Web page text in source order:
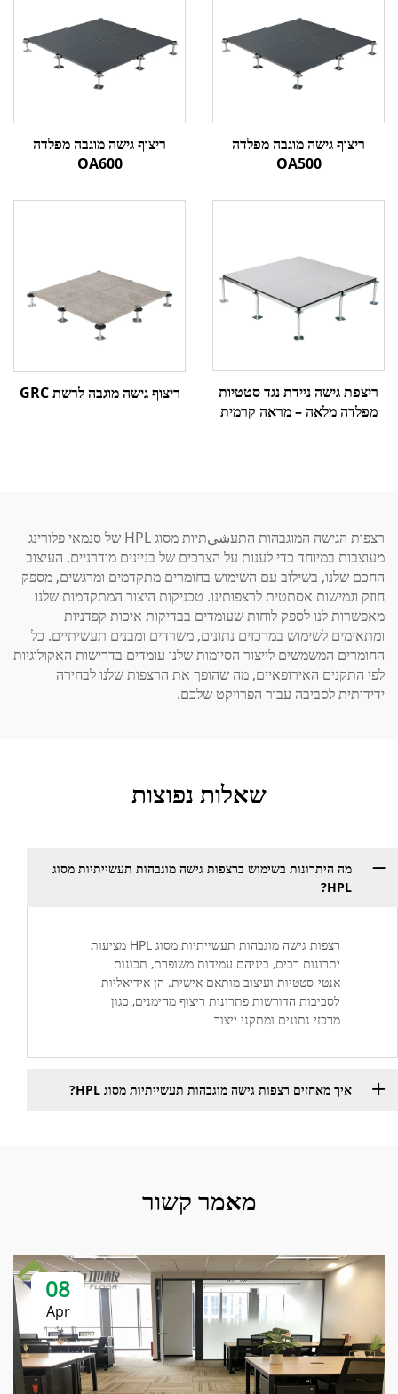
ריצוף גישה מוגבה מפלדה
OA500
ריצוף גישה מוגבה מפלדה
OA600
ריצפת גישה ניידת נגד סטטיות
מפלדה מלאה – מראה קרמית
ריצוף גישה מוגבה לרשת GRC
רצפות הגישה המוגבהות התעشيתיות מסוג HPL של סנמאי פלורינג
מעוצבות במיוחד כדי לענות על הצרכים של בניינים מודרניים. העיצוב
החכם שלנו, בשילוב עם השימוש בחומרים מתקדמים ומרגשים, מספק
חוזק וגמישות אסתטית לרצפותינו. טכניקות היצור המתקדמות שלנו
מאפשרות לנו לספק לוחות שעומדים בבדיקות איכות קפדניות
ומתאימים לשימוש במרכזים נתונים, משרדים ומבנים תעשיתיים. כל
החומרים המשמשים לייצור הסיומות שלנו עומדים בדרישות האקולוגיות
לפי התקנים האירופאיים, מה שהופך את הרצפות שלנו לבחירה
ידידותית לסביבה עבור הפרויקט שלכם.
שאלות נפוצות
מה היתרונות בשימוש ברצפות גישה מוגבהות תעשייתיות מסוג
HPL?
רצפות גישה מוגבהות תעשייתיות מסוג HPL מציעות
יתרונות רבים, ביניהם עמידות משופרת, תכונות
אנטי-סטטיות ועיצוב מותאם אישית. הן אידיאליות
לסביבות הדורשות פתרונות ריצוף מהימנים, כגון
מרכזי נתונים ומתקני ייצור
איך מאחזים רצפות גישה מוגבהות תעשייתיות מסוג HPL?
מאמר קשור
08
Apr